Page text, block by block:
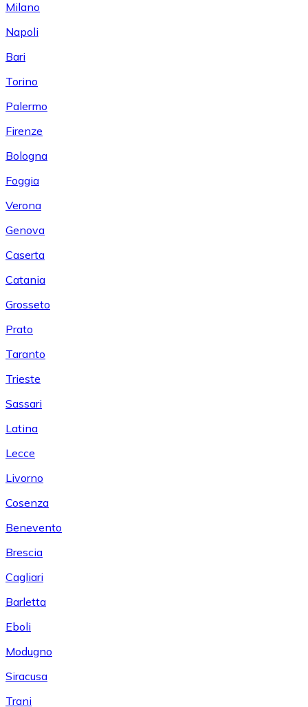
Milano
Napoli
Bari
Torino
Palermo
Firenze
Bologna
Foggia
Verona
Genova
Caserta
Catania
Grosseto
Prato
Taranto
Trieste
Sassari
Latina
Lecce
Livorno
Cosenza
Benevento
Brescia
Cagliari
Barletta
Eboli
Modugno
Siracusa
Trani